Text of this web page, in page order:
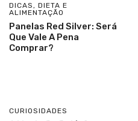
DICAS, DIETA E
ALIMENTAÇÃO
Panelas Red Silver: Será
Que Vale A Pena
Comprar?
CURIOSIDADES